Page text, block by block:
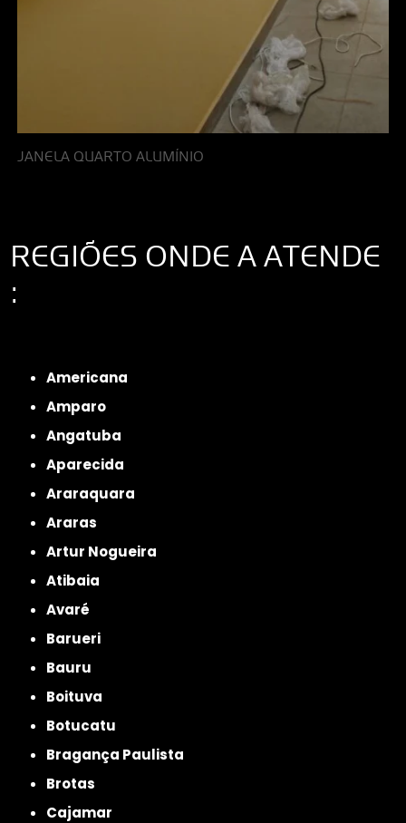
JANELA QUARTO ALUMÍNIO
REGIÕES ONDE A ATENDE
:
Americana
Amparo
Angatuba
Aparecida
Araraquara
Araras
Artur Nogueira
Atibaia
Avaré
Barueri
Bauru
Boituva
Botucatu
Bragança Paulista
Brotas
Cajamar